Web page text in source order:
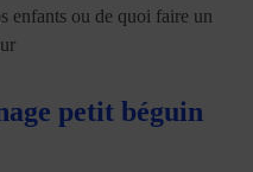
enfants ou de quoi faire un
petit béguin